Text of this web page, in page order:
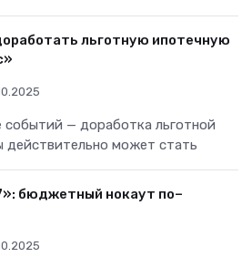
льготную ипотечную
событий — доработка льготной
действительно может стать
бюджетный нокаут по–